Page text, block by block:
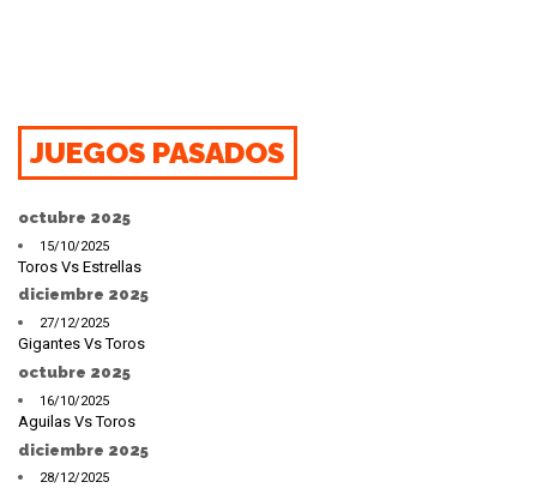
JUEGOS PASADOS
octubre 2025
15/10/2025
Toros Vs Estrellas
diciembre 2025
27/12/2025
Gigantes Vs Toros
octubre 2025
16/10/2025
Aguilas Vs Toros
diciembre 2025
28/12/2025